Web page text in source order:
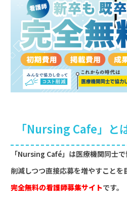
「Nursing Cafe」と
「Nursing Café」は医療機関同士
削減しつつ直接応募を増やすことを
完全無料の看護師募集サイトです。